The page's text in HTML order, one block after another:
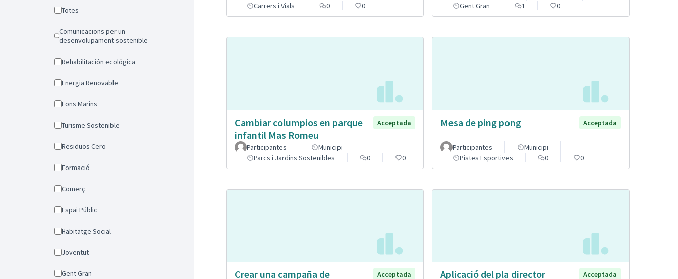
Totes
Comunicacions per un
desenvolupament sostenible
Rehabilitación ecológica
Energia Renovable
Fons Marins
Turisme Sostenible
Residuos Cero
Formació
Comerç
Espai Públic
Habitatge Social
Joventut
Gent Gran
Carrers i Vials
0 0
Gent Gran
1 0
Cambiar columpios en parque
infantil Mas Romeu
Acceptada
Participantes
Municipi
Parcs i Jardins Sostenibles
0 0
Mesa de ping pong Acceptada
Participantes
Municipi
Pistes Esportives
0 0
Crear una campaña de
Acceptada
Aplicació del pla director
Acceptada